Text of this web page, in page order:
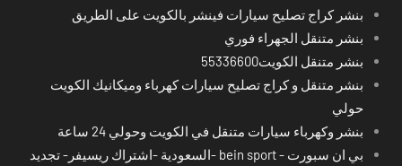
بنشر كراج تصليح سيارات فينشر بالكويت على الطريق
بنشر متنقل الجهراء فوري
بنشر متنقل الكويت55336600
بنشر متنقل و كراج تصليح سيارات كهرباء وميكانيك الكويت
حولي
بنشر وكهرباء سيارات متنقل في الكويت وحولي 24 ساعة
بي ان سبورت - bein sport -السعودية -اشتراك ريسيفر- تجديد